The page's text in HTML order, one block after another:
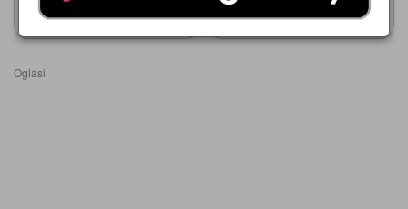
Prikaži katalog
Oglasi